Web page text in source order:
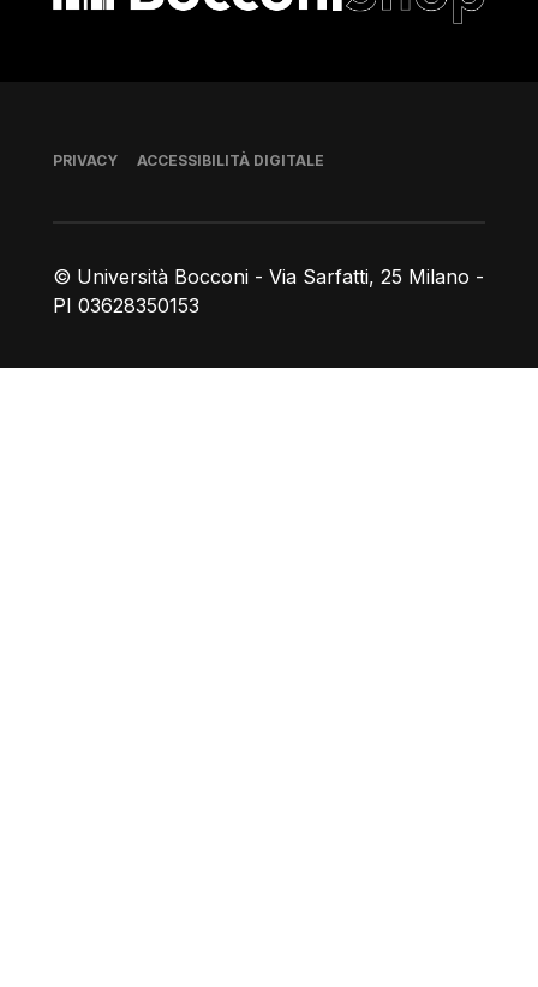
© Università Bocconi - Via Sarfatti, 25 Milano -
PI 03628350153
Piè di pagina
PRIVACY ACCESSIBILITÀ DIGITALE